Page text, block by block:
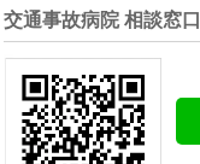
交通事故病院 相談窓口